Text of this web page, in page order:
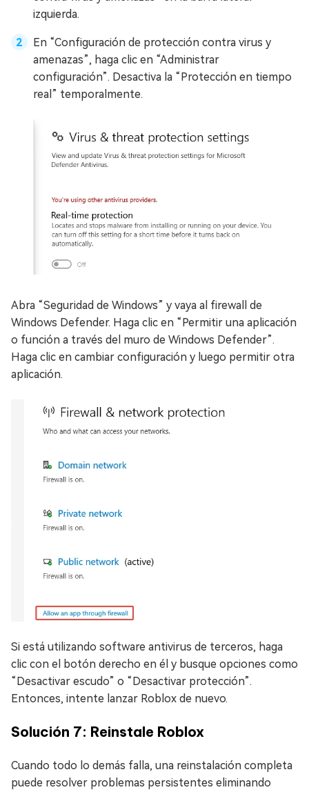
izquierda.
En “Configuración de protección contra virus y
amenazas”, haga clic en “Administrar
configuración”. Desactiva la “Protección en tiempo
real” temporalmente.
Abra “Seguridad de Windows” y vaya al firewall de
Windows Defender. Haga clic en “Permitir una aplicación
o función a través del muro de Windows Defender”.
Haga clic en cambiar configuración y luego permitir otra
aplicación.
Si está utilizando software antivirus de terceros, haga
clic con el botón derecho en él y busque opciones como
“Desactivar escudo” o “Desactivar protección”.
Entonces, intente lanzar Roblox de nuevo.
Solución 7: Reinstale Roblox
Cuando todo lo demás falla, una reinstalación completa
puede resolver problemas persistentes eliminando